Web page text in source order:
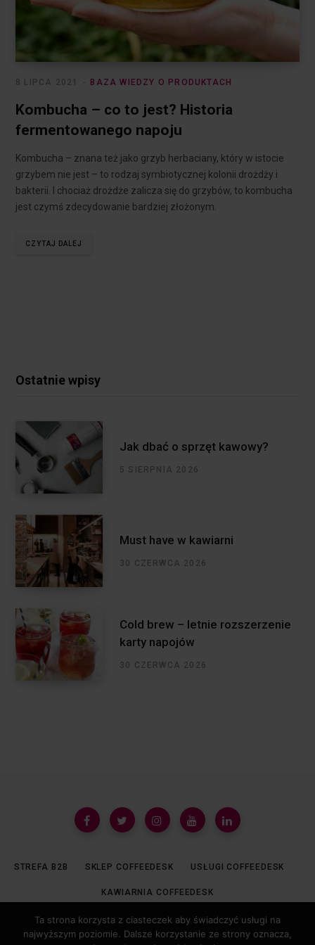
BAZA WIEDZY O PRODUKTACH
8 LIPCA 2021
Kombucha – co to jest? Historia
fermentowanego napoju
Kombucha – znana też jako grzyb herbaciany, który w istocie
grzybem nie jest – to rodzaj symbiotycznej kolonii drożdży i
bakterii. I chociaż drożdże zalicza się do grzybów, to kombucha
jest czymś zdecydowanie bardziej złożonym.
CZYTAJ DALEJ
Ostatnie wpisy
Jak dbać o sprzęt kawowy?
5 SIERPNIA 2026
Must have w kawiarni
30 CZERWCA 2026
Cold brew – letnie rozszerzenie
karty napojów
30 CZERWCA 2026
STREFA B2B SKLEP COFFEEDESK USŁUGI COFFEEDESK
KAWIARNIA COFFEEDESK
© 2019 COFFEEDESK.PL ALL REGISTERED.
Ta strona korzysta z ciasteczek aby świadczyć usługi na
najwyższym poziomie. Dalsze korzystanie ze strony oznacza,